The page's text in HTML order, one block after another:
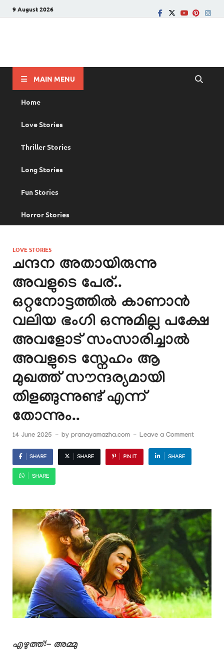
9 August 2026
MAIN MENU
Home
Love Stories
Thriller Stories
Long Stories
Fun Stories
Horror Stories
LOVE STORIES
ചന്ദന അതായിരുന്നു
അവളുടെ പേര്..
ഒറ്റനോട്ടത്തിൽ കാണാൻ
വലിയ ഭംഗി ഒന്നുമില്ല പക്ഷേ
അവളോട് സംസാരിച്ചാൽ
അവളുടെ സ്നേഹം ആ
മുഖത്ത് സൗന്ദര്യമായി
തിളങ്ങുന്നുണ്ട് എന്ന്
തോന്നും..
14 June 2025 - by pranayamazha.com - Leave a Comment
SHARE SHARE PIN IT SHARE
SHARE
എഴുത്ത്:- അമ്മു